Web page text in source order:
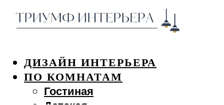
ДИЗАЙН ИНТЕРЬЕРА
ПО КОМНАТАМ
Гостиная